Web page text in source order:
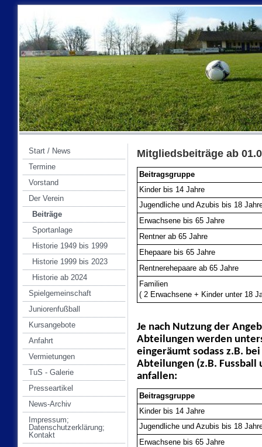
Start / News
Termine
Vorstand
Der Verein
Beiträge
Sportanlage
Historie 1949 bis 1999
Historie 1999 bis 2023
Historie ab 2024
Spielgemeinschaft
Juniorenfußball
Kursangebote
Anfahrt
Vermietungen
TuS - Galerie
Presseartikel
News-Archiv
Impressum;
Datenschutzerklärung;
Kontakt
Mitgliedsbeiträge ab
Beitragsgruppe
Kinder bis 14 Jahre
Jugendliche und Azubis bis 18
Erwachsene bis 65 Jahre
Rentner ab 65 Jahre
Ehepaare bis 65 Jahre
Rentnerehepaare ab 65 Jahre
Familien
( 2 Erwachsene + Kinder unter 18
Je nach Nutzung der
Abteilungen werden
eingeräumt sodass z.B.
Abteilungen (z.B.
anfallen:
Beitragsgruppe
Kinder bis 14 Jahre
Jugendliche und Azubis bis 18
Erwachsene bis 65 Jahre